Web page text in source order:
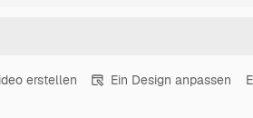
erstellen Ein Design anpassen